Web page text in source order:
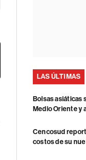
LAS ÚLTIMAS
Bolsas asiáticas
Medio Oriente y
Cencosud
costos de su